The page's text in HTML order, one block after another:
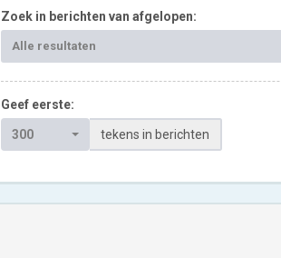
Zoek in berichten van afgelopen:
Alle resultaten
Geef eerste:
300 tekens in berichten